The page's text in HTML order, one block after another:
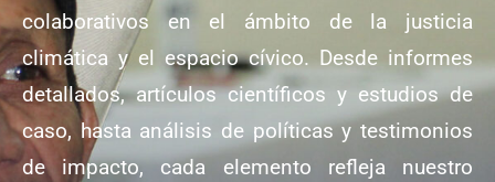
colaborativos en el ámbito de la justicia
climática y el espacio cívico. Desde informes
detallados, artículos científicos y estudios de
caso, hasta análisis de políticas y testimonios
de impacto, cada elemento refleja nuestro